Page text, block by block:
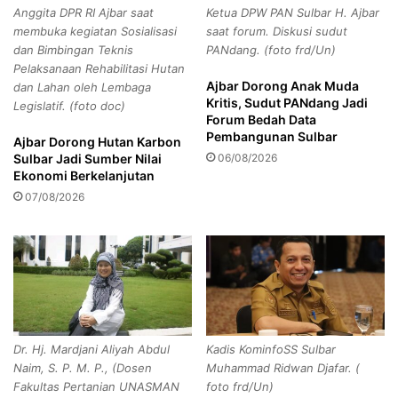
kepolisian, Pemerintah Provinsi Sulawesi Barat optimistis
dapat mempercepat penemuan kasus, meningkatkan
keberhasilan pengobatan, dan menurunkan angka
penularan TBC demi mewujudkan masyarakat Sulawesi
Barat yang Maju dan Sejahtera. (frd/Un)
Copy URL
u
r
a
n
A
i
d
i
M
a
a
t
t
i
b
e
r
C
d
i
S
u
l
a
r
a
p
a
i
R
a
t
a
-
Anggita DPR RI Ajbar saat
membuka kegiatan Sosialisasi
dan Bimbingan Teknis
Pelaksanaan Rehabilitasi Hutan
dan Lahan oleh Lembaga
Legislatif. (foto doc)
Ajbar Dorong Hutan Karbon
Sulbar Jadi Sumber Nilai
Ekonomi Berkelanjutan
07/08/2026
Ketua DPW PAN Sulbar H. Ajbar
saat forum. Diskusi sudut
PANdang. (foto frd/Un)
Ajbar Dorong Anak Muda
Kritis, Sudut PANdang Jadi
Forum Bedah Data
Pembangunan Sulbar
06/08/2026
Dr. Hj. Mardjani Aliyah Abdul
Naim, S. P. M. P., (Dosen
Fakultas Pertanian UNASMAN
Kadis KominfoSS Sulbar
Muhammad Ridwan Djafar. (
foto frd/Un)